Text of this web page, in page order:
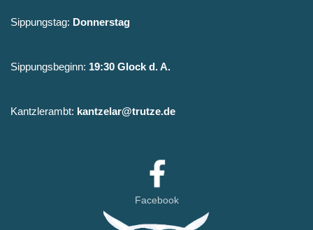
Sippungstag: Donnerstag
Sippungsbeginn: 19:30 Glock d. A.
Kantzlerambt: kantzelar@trutze.de
Facebook